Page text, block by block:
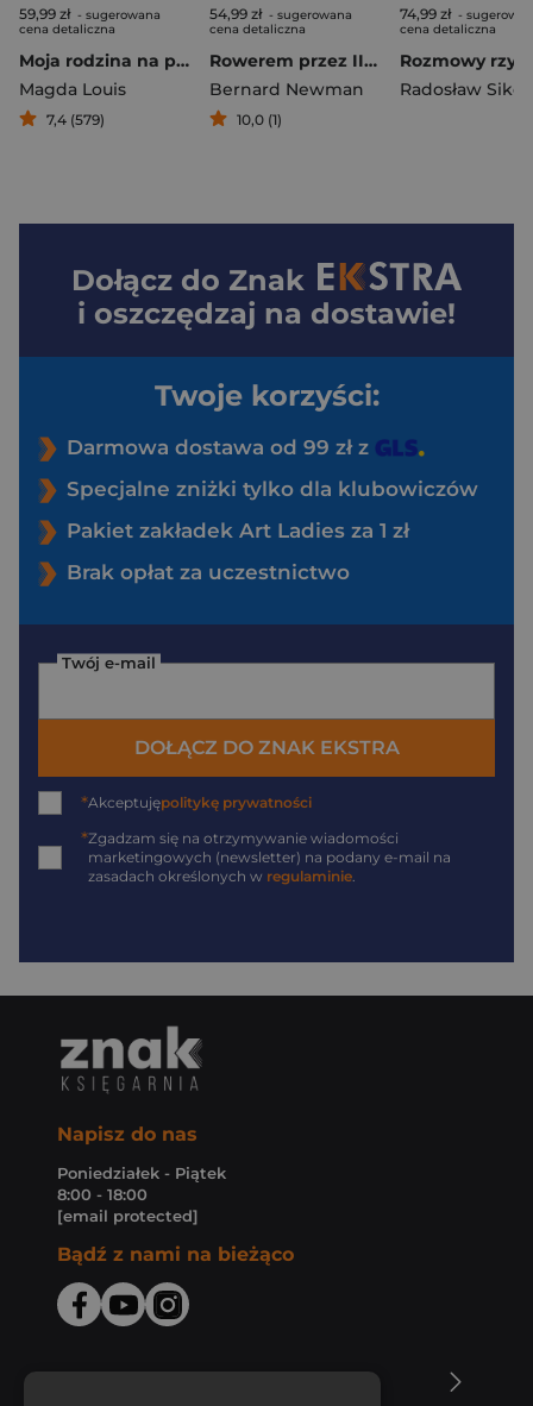
59,99 zł - sugerowana
cena detaliczna
Moja rodzina na piętrze
Magda Louis
7,4 (579)
54,99 zł - sugerowana
cena detaliczna
Rowerem przez II RP wyd. 2025
Bernard Newman
10,0 (1)
74,99 zł -
cena detaliczna
Radosław
Dołącz do Znak
i oszczędzaj na dostawie!
Twoje korzyści:
Darmowa dostawa od 99 zł z
Specjalne zniżki tylko dla klubowiczów
Pakiet zakładek Art Ladies za 1 zł
Brak opłat za uczestnictwo
Twój e-mail
DOŁĄCZ DO ZNAK EKSTRA
*Akceptujępolitykę prywatności
*Zgadzam się na otrzymywanie wiadomości
marketingowych (newsletter) na podany e-mail na
zasadach określonych w regulaminie
Napisz do nas
Poniedziałek - Piątek
8:00 - 18:00
[email protected]
Bądź z nami na bieżąco